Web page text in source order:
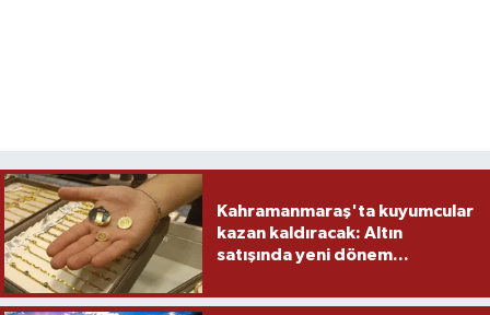
Kahramanmaraş'ta kuyumcular
kazan kaldıracak: Altın
satışında yeni dönem...